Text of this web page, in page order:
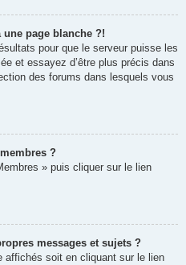
page blanche ?!
pour que le serveur puisse les
et essayez d’être plus précis dans
des forums dans lesquels vous
?
» puis cliquer sur le lien
messages et sujets ?
affichés soit en cliquant sur le lien